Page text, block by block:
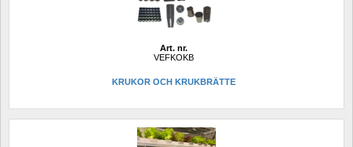
Art. nr.
VEFKOKB
KRUKOR OCH KRUKBRÄTTE